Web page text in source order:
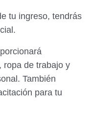
tu ingreso, tendrás
ropa de trabajo y
También
para tu